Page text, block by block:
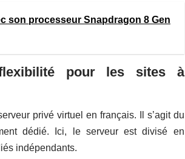
son processeur Snapdragon 8 Gen
pour les sites à
privé virtuel en français. Il s’agit du
dédié. Ici, le serveur est divisé en
indépendants.